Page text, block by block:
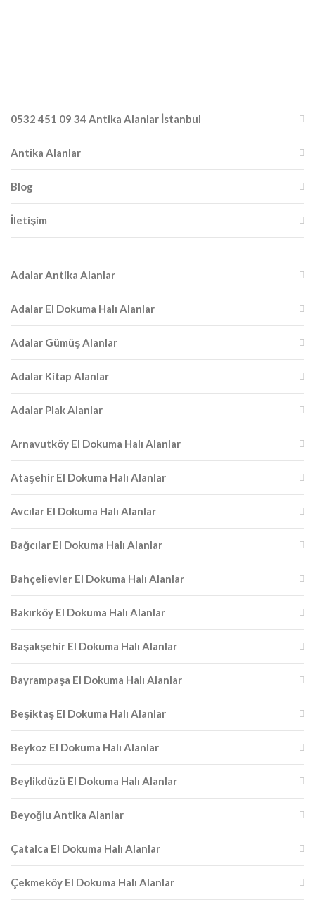
0532 451 09 34 Antika Alanlar İstanbul
Antika Alanlar
Blog
İletişim
Adalar Antika Alanlar
Adalar El Dokuma Halı Alanlar
Adalar Gümüş Alanlar
Adalar Kitap Alanlar
Adalar Plak Alanlar
Arnavutköy El Dokuma Halı Alanlar
Ataşehir El Dokuma Halı Alanlar
Avcılar El Dokuma Halı Alanlar
Bağcılar El Dokuma Halı Alanlar
Bahçelievler El Dokuma Halı Alanlar
Bakırköy El Dokuma Halı Alanlar
Başakşehir El Dokuma Halı Alanlar
Bayrampaşa El Dokuma Halı Alanlar
Beşiktaş El Dokuma Halı Alanlar
Beykoz El Dokuma Halı Alanlar
Beylikdüzü El Dokuma Halı Alanlar
Beyoğlu Antika Alanlar
Çatalca El Dokuma Halı Alanlar
Çekmeköy El Dokuma Halı Alanlar